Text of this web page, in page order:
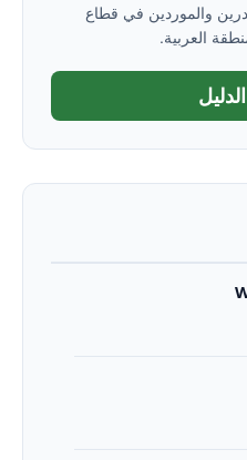
والموردين في قطاع
العربية.